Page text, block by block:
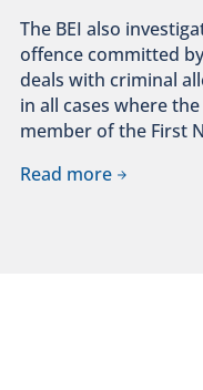
The BEI also
offence committed
deals with criminal
in all cases where
member of the First
Read more